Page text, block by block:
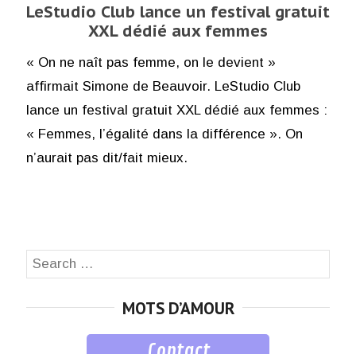
LeStudio Club lance un festival gratuit
XXL dédié aux femmes
« On ne naît pas femme, on le devient »
affirmait Simone de Beauvoir. LeStudio Club
lance un festival gratuit XXL dédié aux femmes :
« Femmes, l’égalité dans la différence ». On
n’aurait pas dit/fait mieux.
Search
MOTS D’AMOUR